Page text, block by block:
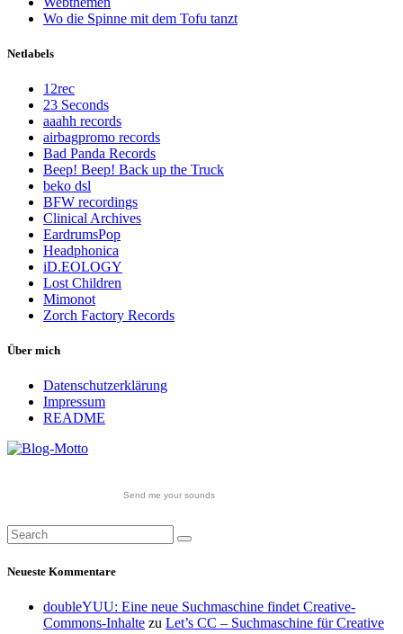
Wo die Spinne mit dem Tofu tanzt
Netlabels
12rec
23 Seconds
aaahh records
airbagpromo records
Bad Panda Records
Beep! Beep! Back up the Truck
beko dsl
BFW recordings
Clinical Archives
EardrumsPop
Headphonica
iD.EOLOGY
Lost Children
Mimonot
Zorch Factory Records
Über mich
Datenschutzerklärung
Impressum
README
Send me your sounds
Neueste Kommentare
doubleYUU: Eine neue Suchmaschine findet Creative-
Commons-Inhalte zu Let’s CC – Suchmaschine für Creative